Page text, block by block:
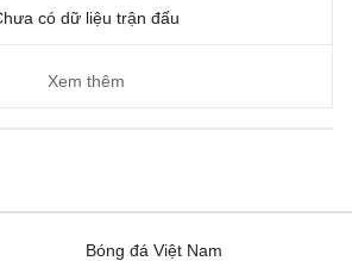
có dữ liệu trận đấu
Xem thêm
Bóng đá Việt Nam